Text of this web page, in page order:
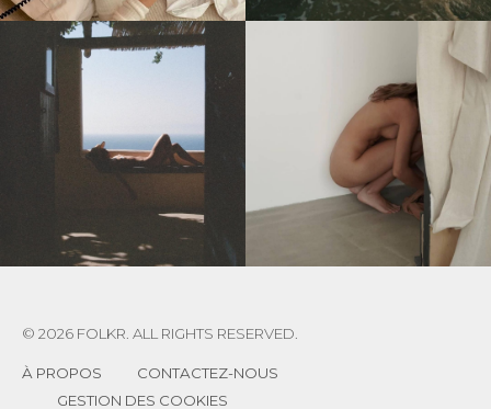
© 2026 FOLKR. ALL RIGHTS RESERVED.
À PROPOS
CONTACTEZ-NOUS
GESTION DES COOKIES